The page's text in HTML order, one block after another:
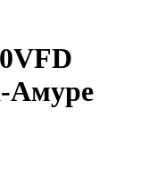
Амуре